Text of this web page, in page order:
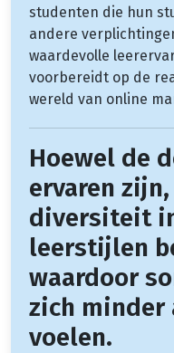
studenten die hun
andere
waardevolle
voorbereidt op de
wereld van online
Hoewel de
ervaren
diversiteit
leerstijlen
waardoor
zich minder
voelen.